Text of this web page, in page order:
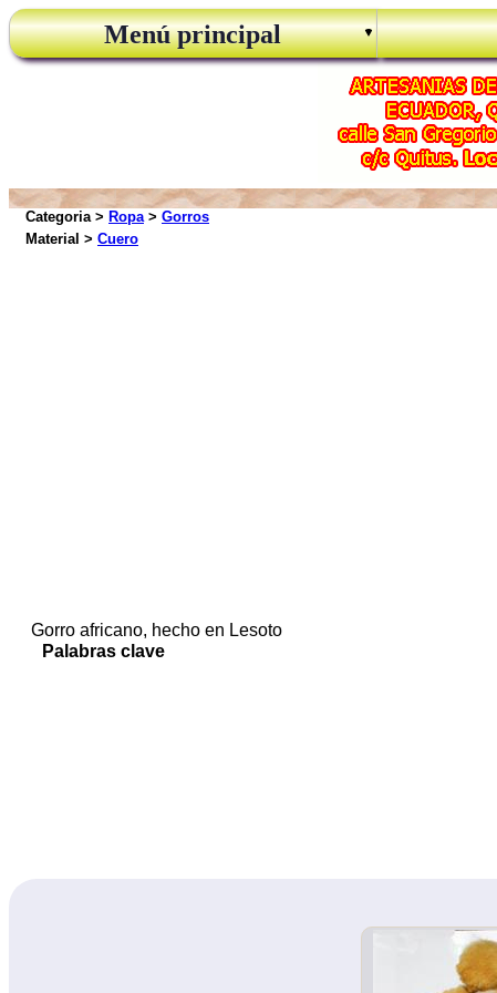
Menú principal
Categoria > Ropa> Gorros
Material > Cuero
Gorro africano, hecho en Lesoto
Palabras clave